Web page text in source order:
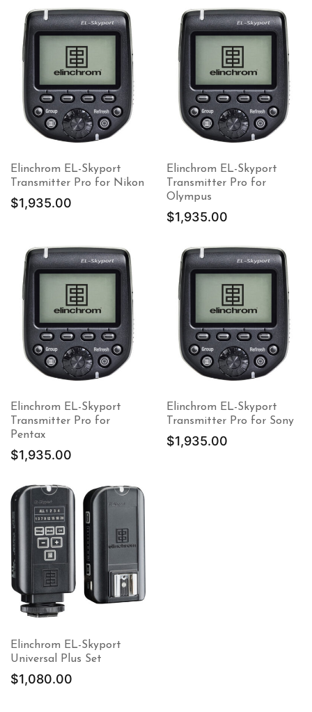
Elinchrom EL-Skyport
Transmitter Pro for Nikon
$1,935.00
Elinchrom EL-Skyport
Transmitter Pro for
Olympus
$1,935.00
Elinchrom EL-Skyport
Transmitter Pro for
Pentax
$1,935.00
Elinchrom EL-Skyport
Transmitter Pro for Sony
$1,935.00
Elinchrom EL-Skyport
Universal Plus Set
$1,080.00